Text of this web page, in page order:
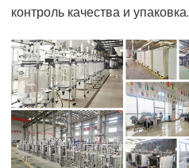
контроль качества и упаковка.